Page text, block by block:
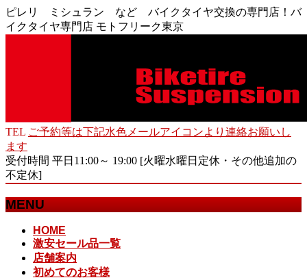
ピレリ ミシュラン など バイクタイヤ交換の専門店！バ
イクタイヤ専門店 モトフリーク東京
TEL ご予約等は下記水色メールアイコンより連絡お願いし
ます
受付時間 平日11:00～ 19:00 [火曜水曜日定休・その他追加の
不定休]
MENU
HOME
激安セール品一覧
店舗案内
初めてのお客様